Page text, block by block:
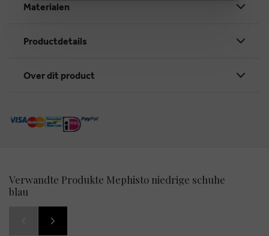
Materialen
Productdetails
Over dit product
Verwandte Produkte Mephisto niedrige schuhe
blau